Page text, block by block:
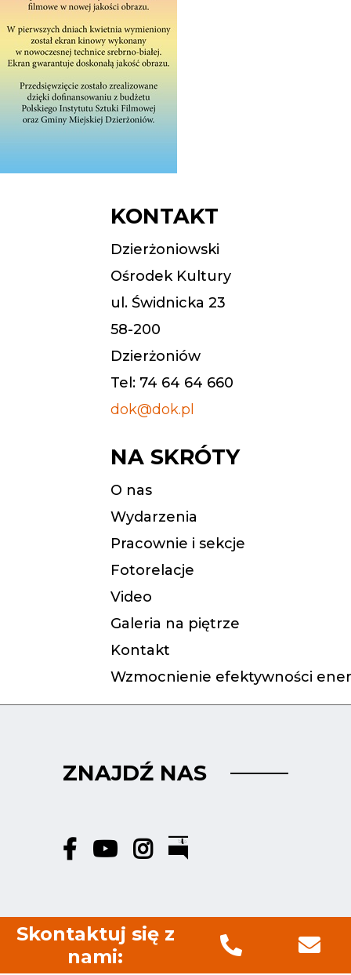
KONTAKT
Dzierżoniowski
Ośrodek Kultury
ul. Świdnicka 23
58-200
Dzierżoniów
Tel: 74 64 64 660
dok@dok.pl
NA SKRÓTY
O nas
Wydarzenia
Pracownie i sekcje
Fotorelacje
Video
Galeria na piętrze
Kontakt
Wzmocnienie efektywności
ZNAJDŹ NAS
Skontaktuj się z
nami: